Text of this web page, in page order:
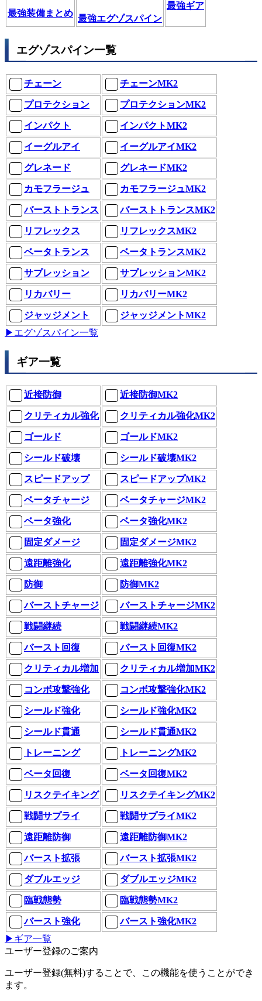
最強装備まとめ
最強エグゾスパイン
最強ギア
エグゾスパイン一覧
チェーン チェーンMK2
プロテクション プロテクションMK2
インパクト インパクトMK2
イーグルアイ イーグルアイMK2
グレネード グレネードMK2
カモフラージュ カモフラージュMK2
バーストトランス バーストトランスMK2
リフレックス リフレックスMK2
ベータトランス ベータトランスMK2
サプレッション サプレッションMK2
リカバリー リカバリーMK2
ジャッジメント
ジャッジメントMK2
▶エグゾスパイン一覧
ギア一覧
近接防御 近接防御MK2
クリティカル強化 クリティカル強化MK2
ゴールド ゴールドMK2
シールド破壊 シールド破壊MK2
スピードアップ スピードアップMK2
ベータチャージ ベータチャージMK2
ベータ強化 ベータ強化MK2
固定ダメージ 固定ダメージMK2
遠距離強化 遠距離強化MK2
防御 防御MK2
バーストチャージ バーストチャージMK2
戦闘継続 戦闘継続MK2
バースト回復 バースト回復MK2
クリティカル増加 クリティカル増加MK2
コンボ攻撃強化 コンボ攻撃強化MK2
シールド強化 シールド強化MK2
シールド貫通 シールド貫通MK2
トレーニング トレーニングMK2
ベータ回復 ベータ回復MK2
リスクテイキング リスクテイキングMK2
戦闘サプライ 戦闘サプライMK2
遠距離防御 遠距離防御MK2
バースト拡張 バースト拡張MK2
ダブルエッジ ダブルエッジMK2
臨戦態勢 臨戦態勢MK2
バースト強化
バースト強化MK2
▶ギア一覧
ユーザー登録のご案内
ユーザー登録(無料)することで、この機能を使うことができ
ます。